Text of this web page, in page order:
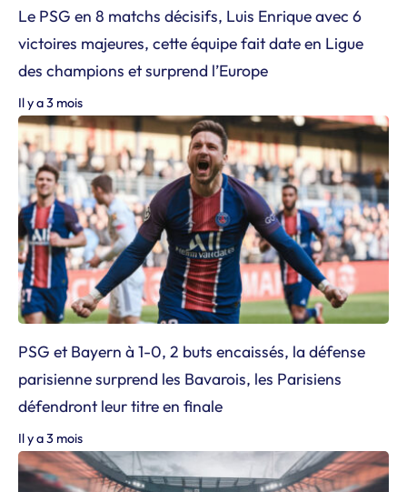
Le PSG en 8 matchs décisifs, Luis Enrique avec 6
victoires majeures, cette équipe fait date en Ligue
des champions et surprend l’Europe
Il y a 3 mois
PSG et Bayern à 1-0, 2 buts encaissés, la défense
parisienne surprend les Bavarois, les Parisiens
défendront leur titre en finale
Il y a 3 mois